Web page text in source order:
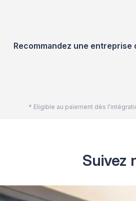
Recommandez une entreprise
* Eligible au paiement dès
Suivez